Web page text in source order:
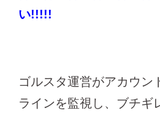
い!!!!!
ゴルスタ運営がアカウン
ラインを監視し、ブチギ